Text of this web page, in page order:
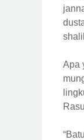
Apa